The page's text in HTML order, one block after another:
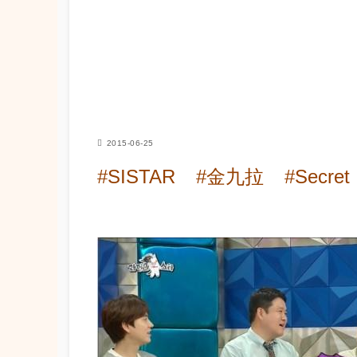
2015-06-25
#SISTAR #金九拉 #Secret